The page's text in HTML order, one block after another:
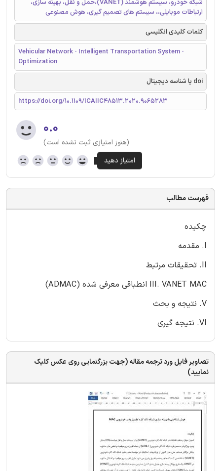
شبکه خودرو، سیستم هوشمند (VANET)،حمل و نقل، بهینه سازی،
ارتباطات موبایلی،، سیستم های تصمیم گیری، هوش مصنوعی
کلمات کلیدی انگلیسی
Vehicular Network - Intelligent Transportation System -
Optimization
doi یا شناسه دیجیتال
https://doi.org/10.1109/ICAIIC48513.2020.9065283
۰.۰
(هنوز امتیازی ثبت نشده است)
فهرست مطالب
چکیده
I. مقدمه
II. تحقیقات مرتبط
III. VANET MAC انطباقی معرفی شده (ADMAC)
V. نتیجه و بحث
VI. نتیجه گیری
تصاویر فایل ورد ترجمه مقاله (جهت بزرگنمایی روی عکس کلیک
نمایید)